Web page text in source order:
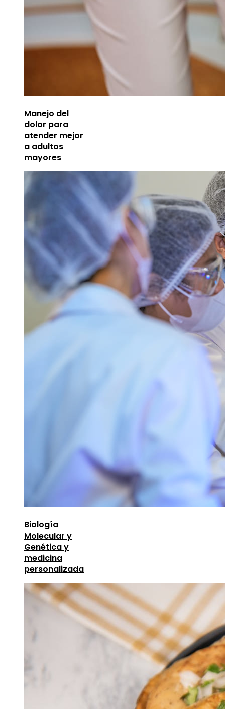
Manejo del
dolor para
atender mejor
a adultos
mayores
Biología
Molecular y
Genética y
medicina
personalizada